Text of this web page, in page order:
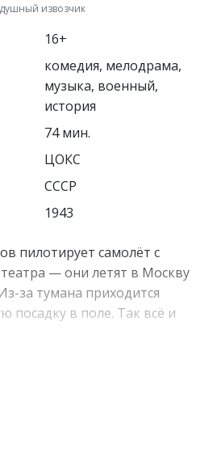
извозчик
16+
комедия, мелодрама,
музыка, военный,
история
74 мин.
ЦОКС
СССР
1943
пилотирует самолёт с
— они летят в Москву
за тумана приходится
посадку в поле. Так всё и
влюбляется в